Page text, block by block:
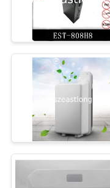
PRIVACY
POLICY